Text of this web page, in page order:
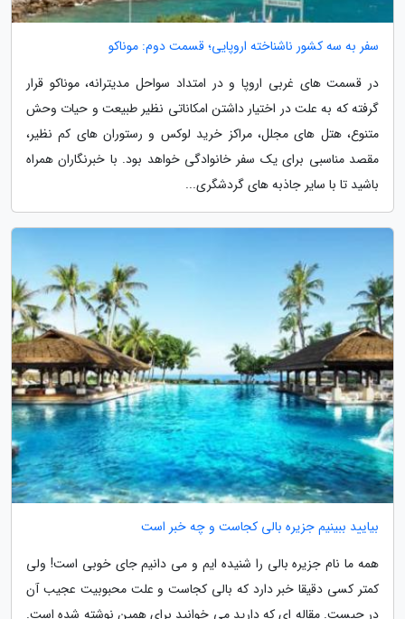
سفر به سه کشور ناشناخته اروپایی؛ قسمت دوم: موناکو
در قسمت های غربی اروپا و در امتداد سواحل مدیترانه، موناکو قرار
گرفته که به علت در اختیار داشتن امکاناتی نظیر طبیعت و حیات وحش
متنوع، هتل های مجلل، مراکز خرید لوکس و رستوران های کم نظیر،
مقصد مناسبی برای یک سفر خانوادگی خواهد بود. با خبرنگاران همراه
باشید تا با سایر جاذبه های گردشگری...
بیایید ببینیم جزیره بالی کجاست و چه خبر است
همه ما نام جزیره بالی را شنیده ایم و می دانیم جای خوبی است! ولی
کمتر کسی دقیقا خبر دارد که بالی کجاست و علت محبوبیت عجیب آن
در چیست. مقاله ای که دارید می خوانید برای همین نوشته شده است.